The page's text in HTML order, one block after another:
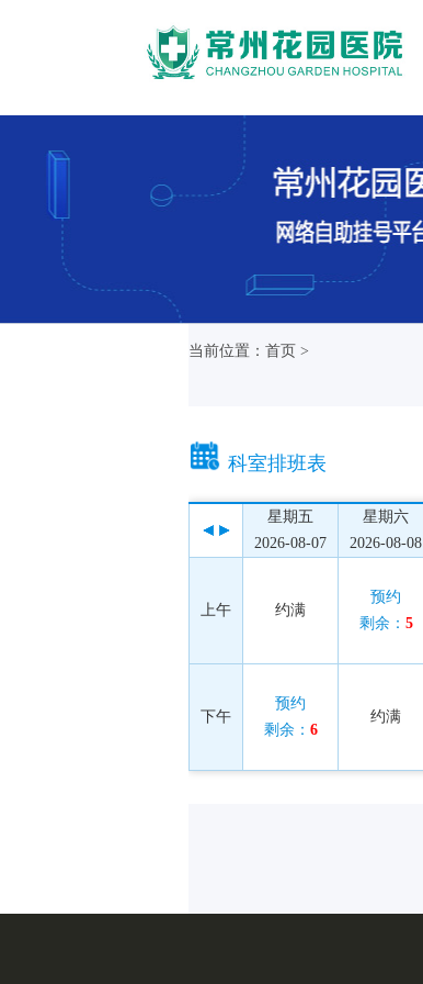
当前位置：首页 >
科室排班表
星期五
2026-08-07
星期六
2026-08-08
上午 约满
预约
剩余： 5
下午
预约
剩余： 6
约满